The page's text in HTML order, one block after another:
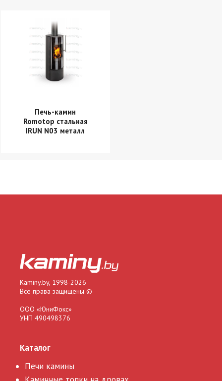
Печь-камин
Romotop стальная
IRUN N03 металл
Kaminy.by, 1998-2026
Все права защищены ©
ООО «ЮниФокс»
УНП 490498376
Каталог
Печи камины